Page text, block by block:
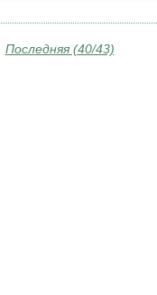
Последняя (40/43)